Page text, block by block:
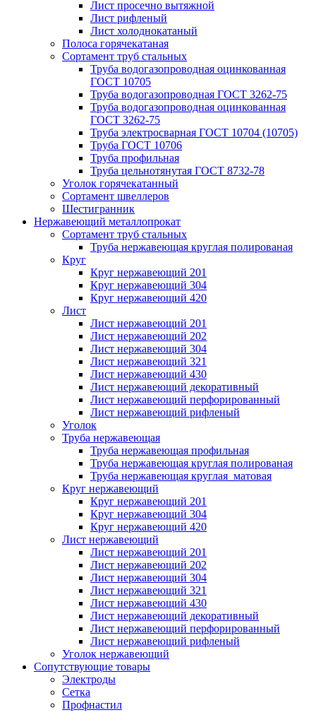
Лист просечно вытяжной
Лист рифленый
Лист холоднокатаный
Полоса горячекатаная
Сортамент труб стальных
Труба водогазопроводная оцинкованная
ГОСТ 10705
Труба водогазопроводная ГОСТ 3262-75
Труба водогазопроводная оцинкованная
ГОСТ 3262-75
Труба электросварная ГОСТ 10704 (10705)
Труба ГОСТ 10706
Труба профильная
Труба цельнотянутая ГОСТ 8732-78
Уголок горячекатанный
Сортамент швеллеров
Шестигранник
Нержавеющий металлопрокат
Сортамент труб стальных
Труба нержавеющая круглая полированая
Круг
Круг нержавеющий 201
Круг нержавеющий 304
Круг нержавеющий 420
Лист
Лист нержавеющий 201
Лист нержавеющий 202
Лист нержавеющий 304
Лист нержавеющий 321
Лист нержавеющий 430
Лист нержавеющий декоративный
Лист нержавеющий перфорированный
Лист нержавеющий рифленый
Уголок
Труба нержавеющая
Труба нержавеющая профильная
Труба нержавеющая круглая полированая
Труба нержавеющая круглая матовая
Круг нержавеющий
Круг нержавеющий 201
Круг нержавеющий 304
Круг нержавеющий 420
Лист нержавеющий
Лист нержавеющий 201
Лист нержавеющий 202
Лист нержавеющий 304
Лист нержавеющий 321
Лист нержавеющий 430
Лист нержавеющий декоративный
Лист нержавеющий перфорированный
Лист нержавеющий рифленый
Уголок нержавеющий
Cопутствующие товары
Электроды
Сетка
Профнастил